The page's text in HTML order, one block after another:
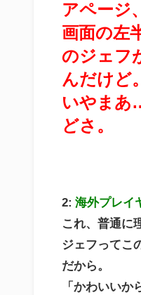
アページ
画面の左
のジェフ
んだけど。
いやまあ
どさ。
2: 海外プレイ
これ、普通に
ジェフってこ
だから。
「かわいいか